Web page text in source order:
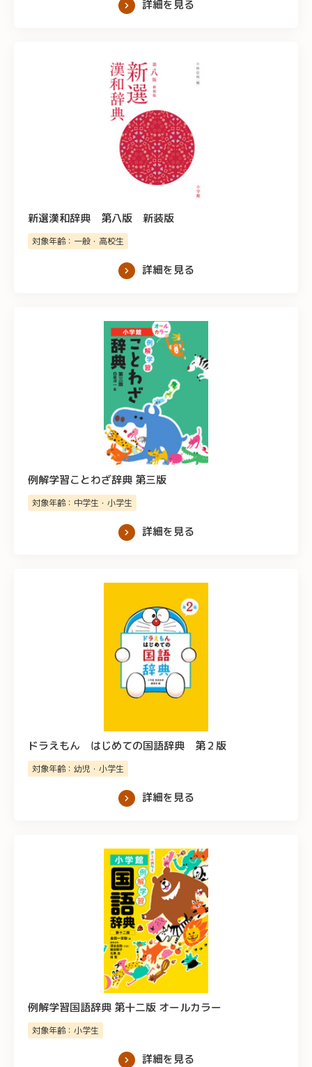
詳細を見る
新選漢和辞典 第八版 新装版
対象年齢：一般・高校生
詳細を見る
例解学習ことわざ辞典 第三版
対象年齢：中学生・小学生
詳細を見る
ドラえもん はじめての国語辞典 第２版
対象年齢：幼児・小学生
詳細を見る
例解学習国語辞典 第十二版 オールカラー
対象年齢：小学生
詳細を見る